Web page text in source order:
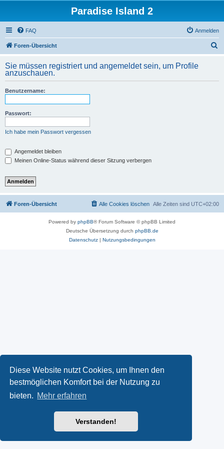
Diese Website nutzt Cookies, um Ihnen den
bestmöglichen Komfort bei der Nutzung zu
bieten. Mehr erfahren
Verstanden!
Paradise Island 2
FAQ Anmelden
Foren-Übersicht
h
Sie müssen registriert und angemeldet sein, um Profile
anzuschauen.
Benutzername:
Passwort:
Ich habe mein Passwort vergessen
Angemeldet bleiben
Meinen Online-Status während dieser Sitzung verbergen
Foren-Übersicht Alle Zeiten sind UTC+02:00
Alle Cookies löschen
Powered by phpBB® Forum Software © phpBB Limited
Deutsche Übersetzung durch phpBB.de
Datenschutz| Nutzungsbedingungen